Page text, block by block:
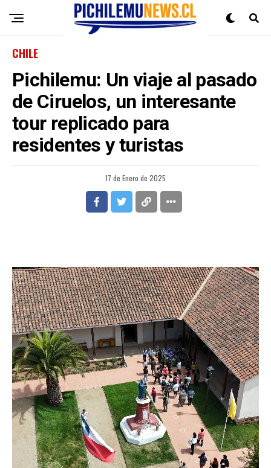
CHILE
Pichilemu: Un viaje al pasado
de Ciruelos, un interesante
tour replicado para
residentes y turistas
17 de Enero de 2025